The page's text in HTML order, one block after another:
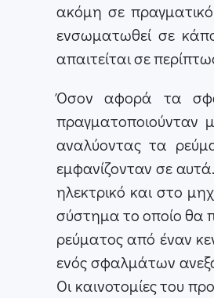
ακόμη σε
ενσωματωθεί σε
απαιτείται σε
Όσον αφορά τα
πραγματοποιούνταν
αναλύοντας τα
εμφανίζονταν σε
ηλεκτρικό και στο
σύστημα το οποίο θα
ρεύματος από έναν
ενός σφαλμάτων
Οι καινοτομίες του